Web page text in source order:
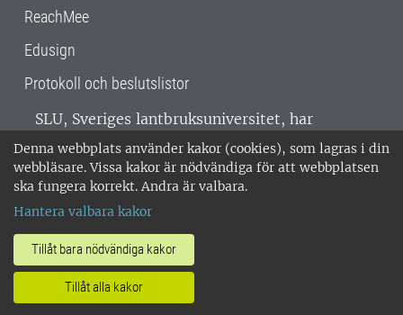
Denna webbplats använder kakor (cookies), som lagras i din
webbläsare. Vissa kakor är nödvändiga för att webbplatsen
ska fungera korrekt. Andra är valbara.
Hantera valbara kakor
Tillåt bara nödvändiga kakor
Tillåt alla kakor
ReachMee
Edusign
Protokoll och beslutslistor
SLU, Sveriges lantbruksuniversitet, har
verksamhet över hela Sverige. Huvudorter är
Alnarp, Uppsala och Umeå.SLU är
miljöcertifierat enligt ISO 14001. •
018-67 10 00 • Org nr: 202100-2817 •
Om SLU:s webbplatser
•Hantera kakor•Behandling av
personuppgifter